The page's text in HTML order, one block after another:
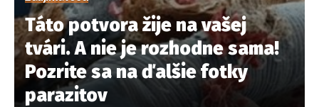
Táto potvora žije na vašej
tvári. A nie je rozhodne sama!
Pozrite sa na ďalšie fotky
parazitov